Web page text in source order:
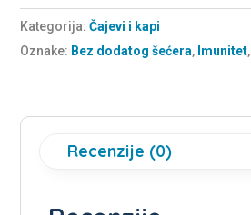
količina
Kategorija:Čajevi i kapi
Oznake: Bez dodatog šećera, Imunitet,
Recenzije (0)